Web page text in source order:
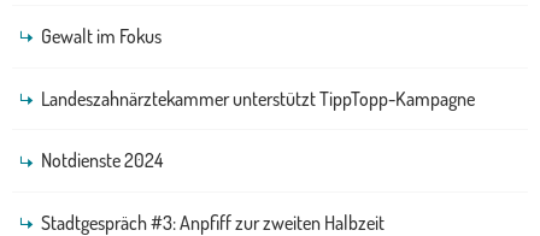
Gewalt im Fokus
Landeszahnärztekammer unterstützt TippTopp-Kampagne
Notdienste 2024
Stadtgespräch #3: Anpfiff zur zweiten Halbzeit